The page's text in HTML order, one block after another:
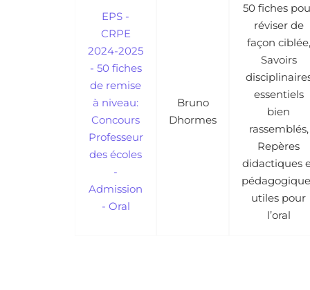
EPS -
CRPE
2024-2025
- 50 fiches
de remise
à niveau:
Concours
Professeur
des écoles
-
Admission
- Oral
Bruno
Dhormes
50 fiches
réviser de
façon ciblée,
Savoirs
essentiels
bien
rassemblés,
Repères
didactiques
utiles pour
l’oral